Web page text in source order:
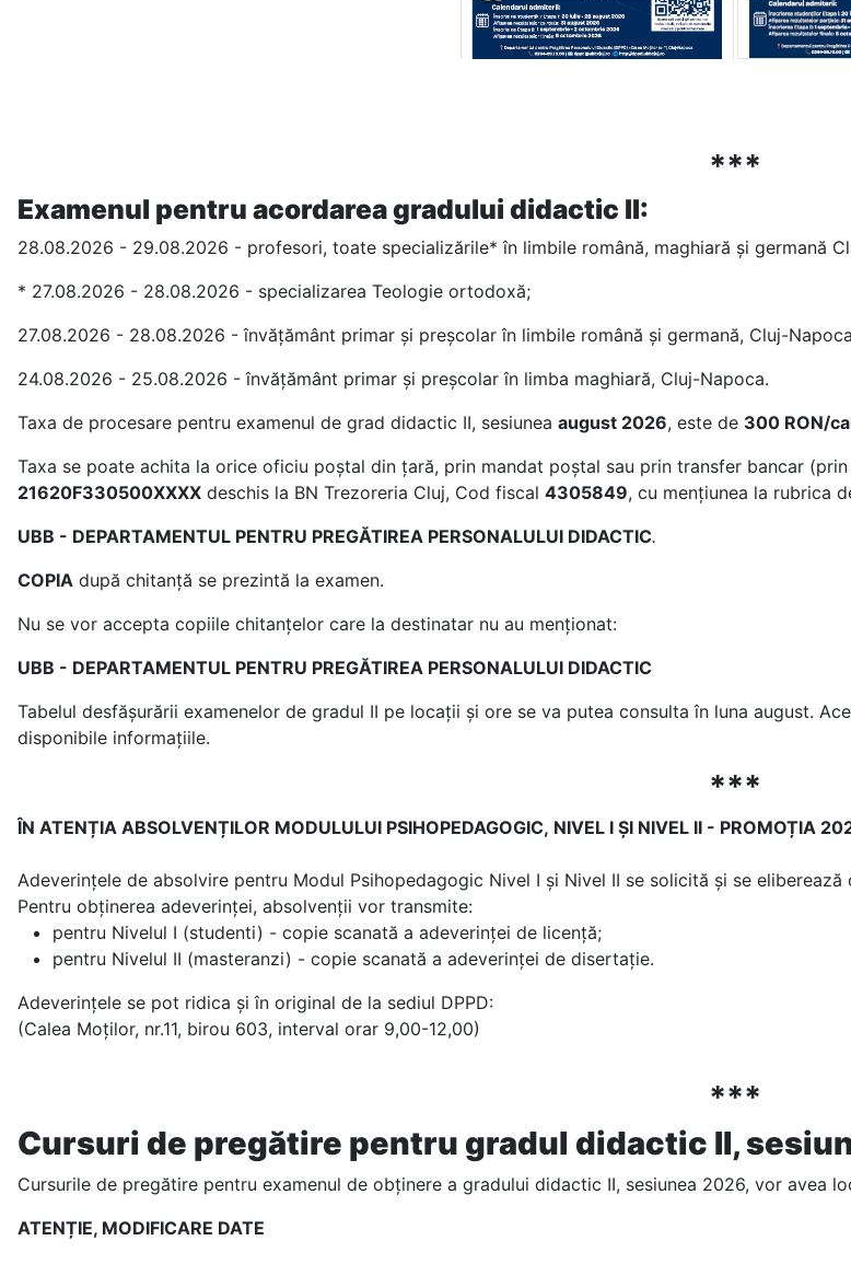
***
Examenul pentru acordarea gradului didactic II:
28.08.2026 - 29.08.2026 - profesori, toate specializările* în limbile română, maghiară și germană
* 27.08.2026 - 28.08.2026 - specializarea Teologie ortodoxă;
27.08.2026 - 28.08.2026 - învățământ primar și preșcolar în limbile română și germană, Cluj-
24.08.2026 - 25.08.2026 - învățământ primar și preșcolar în limba maghiară, Cluj-Napoca.
Taxa de procesare pentru examenul de grad didactic II, sesiunea august 2026, este de 300 RON/
Taxa se poate achita la orice oficiu poştal din ţară, prin mandat poştal sau prin transfer bancar
21620F330500XXXX deschis la BN Trezoreria Cluj, Cod fiscal 4305849, cu menţiunea la rubrica
UBB - DEPARTAMENTUL PENTRU PREGĂTIREA PERSONALULUI DIDACTIC.
COPIA după chitanţă se prezintă la examen.
Nu se vor accepta copiile chitanţelor care la destinatar nu au menţionat:
UBB - DEPARTAMENTUL PENTRU PREGĂTIREA PERSONALULUI DIDACTIC
Tabelul desfășurării examenelor de gradul II pe locații și ore se va putea consulta în luna august.
disponibile informațiile.
***
ÎN ATENȚIA ABSOLVENȚILOR MODULULUI PSIHOPEDAGOGIC, NIVEL I ȘI NIVEL II - PROMOȚIA
Adeverințele de absolvire pentru Modul Psihopedagogic Nivel I și Nivel II se solicită și se eliberează
Pentru obținerea adeverinței, absolvenții vor transmite:
pentru Nivelul I (studenti) - copie scanată a adeverinței de licență;
pentru Nivelul II (masteranzi) - copie scanată a adeverinței de disertație.
Adeverințele se pot ridica și în original de la sediul DPPD:
(Calea Moților, nr.11, birou 603, interval orar 9,00-12,00)
***
Cursuri de pregătire pentru gradul didactic II,
Cursurile de pregătire pentru examenul de obținere a gradului didactic II, sesiunea 2026, vor avea
ATENȚIE, MODIFICARE DATE